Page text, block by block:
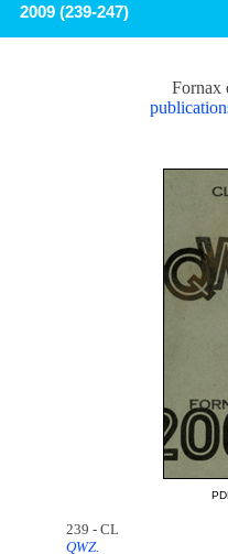
2009 (239-247)
Fornax
239 - CL
QWZ.